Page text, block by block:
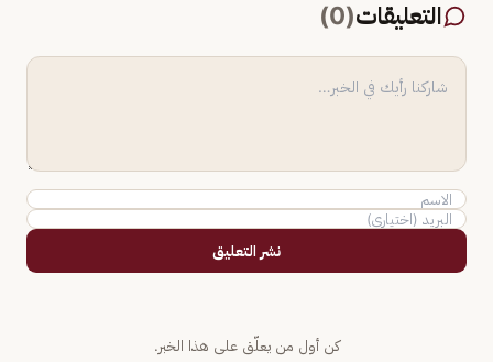
التعليقات(
0
)
نشر التعليق
كن أول من يعلّق على هذا الخبر.